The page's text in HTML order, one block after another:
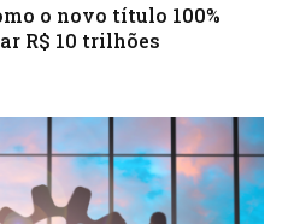
o novo título 100%
R$ 10 trilhões